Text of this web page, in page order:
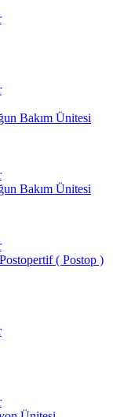
Bakım Ünitesi
Bakım Ünitesi
( Postop )